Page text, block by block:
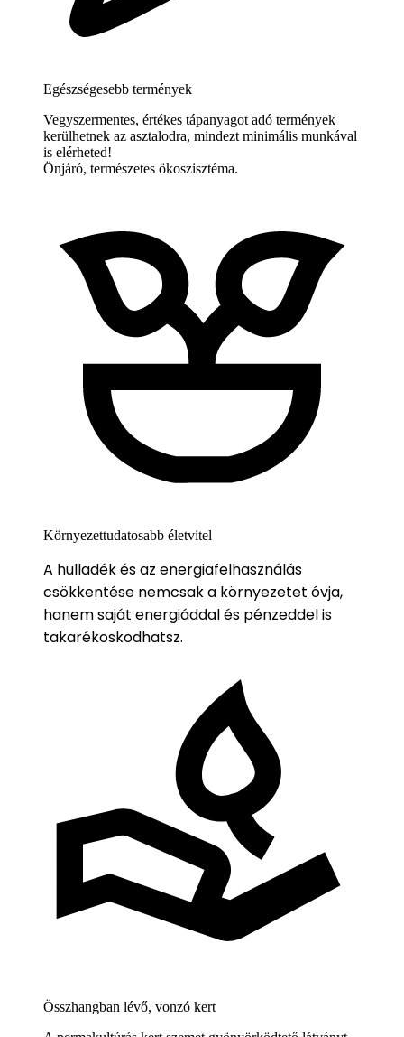
Egészségesebb termények
Vegyszermentes, értékes tápanyagot adó termények
kerülhetnek az asztalodra, mindezt minimális munkával
is elérheted!
Önjáró, természetes ökoszisztéma.
Környezettudatosabb életvitel
A hulladék és az energiafelhasználás
csökkentése nemcsak a környezetet óvja,
hanem saját energiáddal és pénzeddel is
takarékoskodhatsz.
Összhangban lévő, vonzó kert